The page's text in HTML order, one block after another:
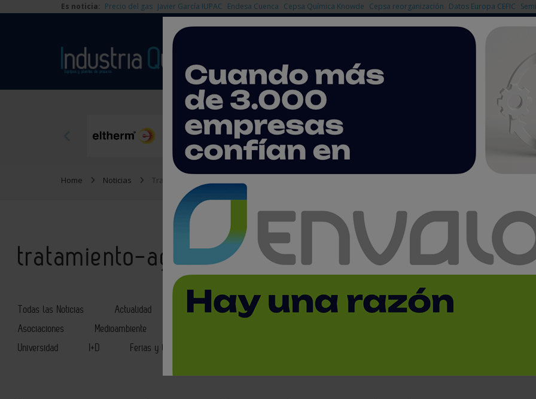
Es noticia: Precio del gas Javier García IUPAC Endesa Cuenca Cepsa Química Knowde Cepsa reorganización Datos Europa CEFIC
Home Noticias Tratamiento de aguas
tratamiento-aguas
Todas las Noticias Actualidad Automatización y control Ingenierías Petroquímica
Energía
Asociaciones
Medioambiente
Universidad
I+D Ferias y Congresos